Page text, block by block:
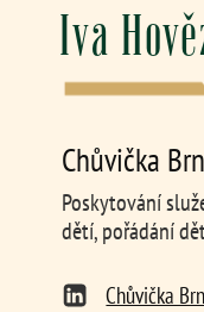
Iva
Chůvička
Poskytování
dětí, pořádání
Chůvička